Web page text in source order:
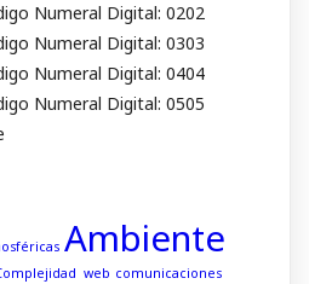
Numeral Digital: 0202
Numeral Digital: 0303
Numeral Digital: 0404
Numeral Digital: 0505
Ambiente
web comunicaciones